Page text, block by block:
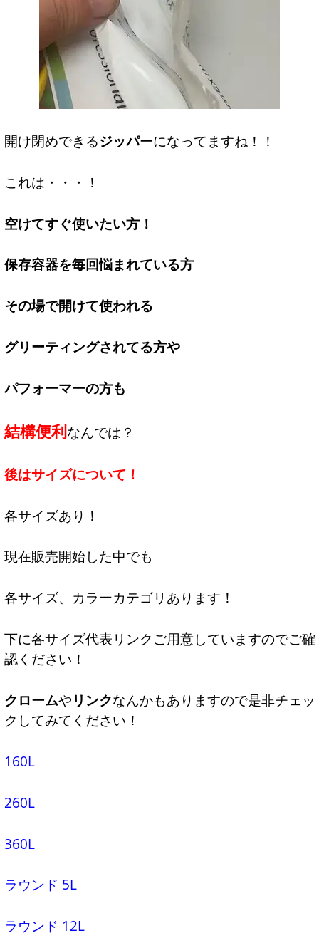
開け閉めできるジッパーになってますね！！
これは・・・！
空けてすぐ使いたい方！
保存容器を毎回悩まれている方
その場で開けて使われる
グリーティングされてる方や
パフォーマーの方も
結構便利なんでは？
後はサイズについて！
各サイズあり！
現在販売開始した中でも
各サイズ、カラーカテゴリあります！
下に各サイズ代表リンクご用意していますのでご確
認ください！
クロームや リンクなんかもありますので是非チェッ
クしてみてください！
160L
260L
360L
ラウンド 5L
ラウンド 12L